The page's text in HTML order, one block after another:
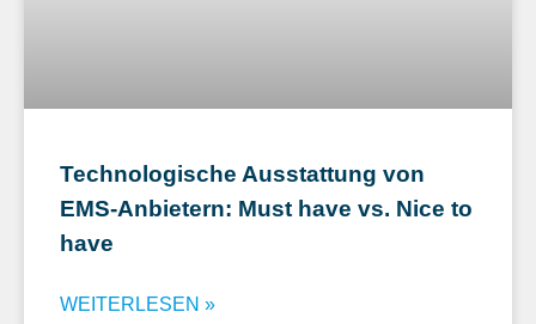
Technologische Ausstattung von
EMS-Anbietern: Must have vs. Nice to
have
WEITERLESEN »